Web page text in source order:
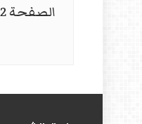
الصفحة 222 من 286